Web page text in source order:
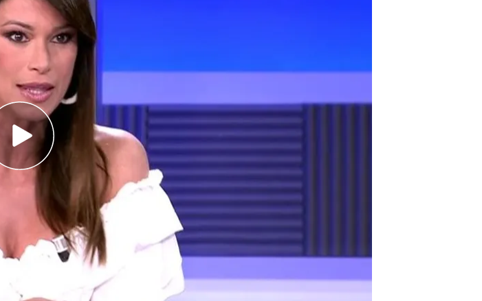
al expedir su libro
Sonia Ferrer
DNI en una localidad
que no había
Sonia Ferrery la
ellas también han